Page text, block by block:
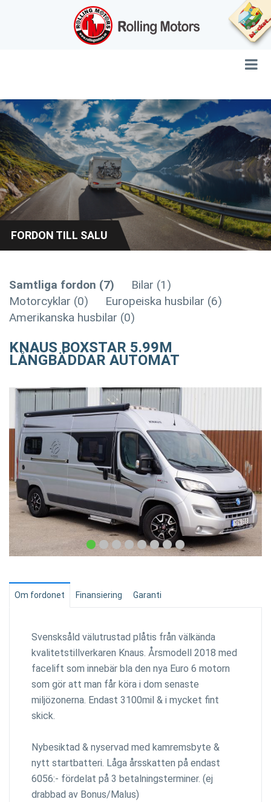
FORDON TILL SALU
Samtliga fordon (7)
Bilar (1)
Motorcyklar (0)
Europeiska husbilar (6)
Amerikanska husbilar (0)
KNAUS BOXSTAR 5.99M
LÅNGBÄDDAR AUTOMAT
Om fordonet Finansiering Garanti
Svensksåld välutrustad plåtis från välkända
kvalitetstillverkaren Knaus. Årsmodell 2018 med
facelift som innebär bla den nya Euro 6 motorn
som gör att man får köra i dom senaste
miljözonerna. Endast 3100mil & i mycket fint
skick.
Nybesiktad & nyservad med kamremsbyte &
nytt startbatteri. Låga årsskatten på endast
6056:- fördelat på 3 betalningsterminer. (ej
drabbad av Bonus/Malus)